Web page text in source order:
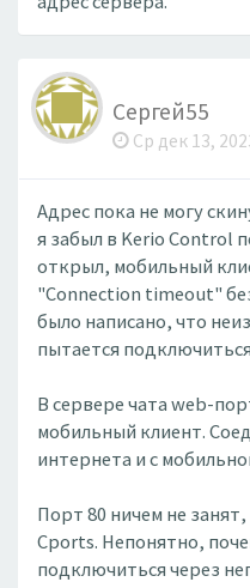
Сергей55
Ср дек 13,
Адрес пока не могу
я забыл в Kerio Control
открыл, мобильный
"Connection timeout"
было написано, что
пытается
В сервере чата web-
мобильный клиент.
интернета и с
Порт 80 ничем не
Cports. Непонятно,
подключиться через